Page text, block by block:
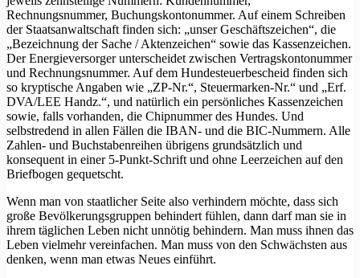
Rechnungsnummer, Buchungskontonummer. Auf einem Schreiben
der Staatsanwaltschaft finden sich: „unser Geschäftszeichen“, die
„Bezeichnung der Sache / Aktenzeichen“ sowie das Kassenzeichen.
Der Energieversorger unterscheidet zwischen Vertragskontonummer
und Rechnungsnummer. Auf dem Hundesteuerbescheid finden sich
so kryptische Angaben wie „ZP-Nr.“, Steuermarken-Nr.“ und „Erf.
DVA/LEE Handz.“, und natürlich ein persönliches Kassenzeichen
sowie, falls vorhanden, die Chipnummer des Hundes. Und
selbstredend in allen Fällen die IBAN- und die BIC-Nummern. Alle
Zahlen- und Buchstabenreihen übrigens grundsätzlich und
konsequent in einer 5-Punkt-Schrift und ohne Leerzeichen auf den
Briefbogen gequetscht.
Wenn man von staatlicher Seite also verhindern möchte, dass sich
große Bevölkerungsgruppen behindert fühlen, dann darf man sie in
ihrem täglichen Leben nicht unnötig behindern. Man muss ihnen das
Leben vielmehr vereinfachen. Man muss von den Schwächsten aus
denken, wenn man etwas Neues einführt.